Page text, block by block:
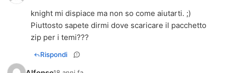
knight mi dispiace ma non so come aiutarti. ;)
Piuttosto sapete dirmi dove scaricare il pacchetto
zip per i temi???
Rispondi